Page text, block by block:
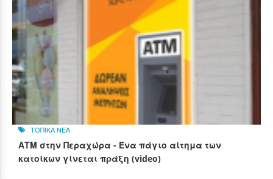
ΤΟΠΙΚΑ ΝΕΑ
ΑΤΜ στην Περαχώρα - Ένα πάγιο αίτημα των
κατοίκων γίνεται πράξη (video)